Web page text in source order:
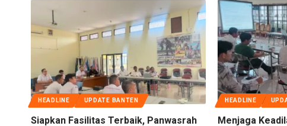
HEADLINE UPDATE BANTEN
Siapkan Fasilitas Terbaik, Panwasrah
HEADLINE
Menjaga